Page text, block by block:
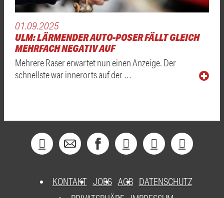
01.09.2025
ULM: LÄRMENDER AUTO-POSER FÄLLT GLEICH
MEHRFACH NEGATIV AUF
Mehrere Raser erwartet nun einen Anzeige. Der
schnellste war innerorts auf der …
KONTAKT JOBS AGB DATENSCHUTZ